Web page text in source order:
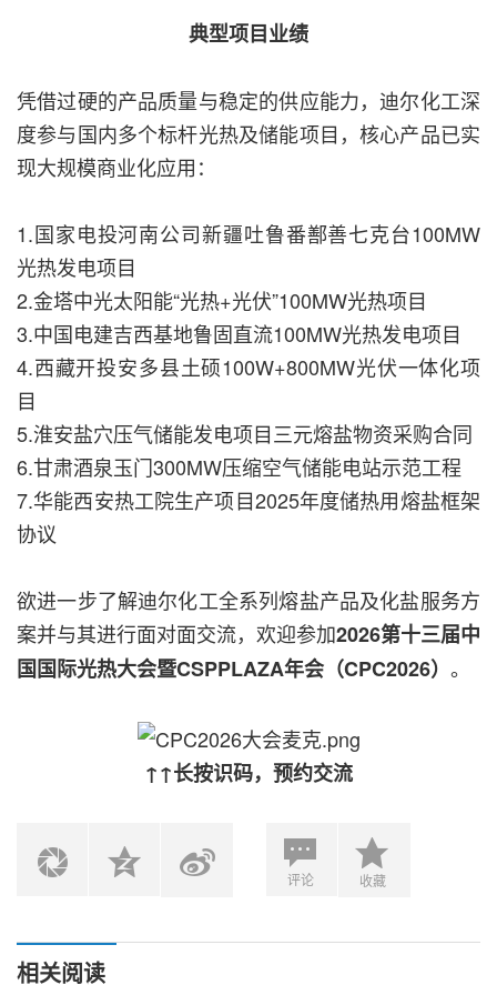
典型项目业绩
凭借过硬的产品质量与稳定的供应能力，迪尔化工深
度参与国内多个标杆光热及储能项目，核心产品已实
现大规模商业化应用：
1.国家电投河南公司新疆吐鲁番鄯善七克台100MW
光热发电项目
2.金塔中光太阳能“光热+光伏”100MW光热项目
3.中国电建吉西基地鲁固直流100MW光热发电项目
4.西藏开投安多县土硕100W+800MW光伏一体化项
目
5.淮安盐穴压气储能发电项目三元熔盐物资采购合同
6.甘肃酒泉玉门300MW压缩空气储能电站示范工程
7.华能西安热工院生产项目2025年度储热用熔盐框架
协议
欲进一步了解迪尔化工全系列熔盐产品及化盐服务方
案并与其进行面对面交流，欢迎参加2026第十三届中
国国际光热大会暨CSPPLAZA年会（CPC2026） 。
↑↑长按识码，预约交流
评论 收藏
相关阅读